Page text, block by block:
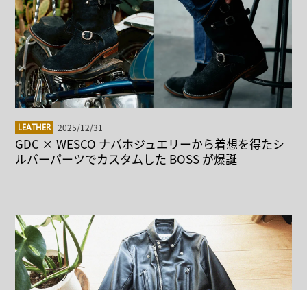
LEATHER 2025/12/31
GDC × WESCO ナバホジュエリーから着想を得たシ
ルバーパーツでカスタムした BOSS が爆誕